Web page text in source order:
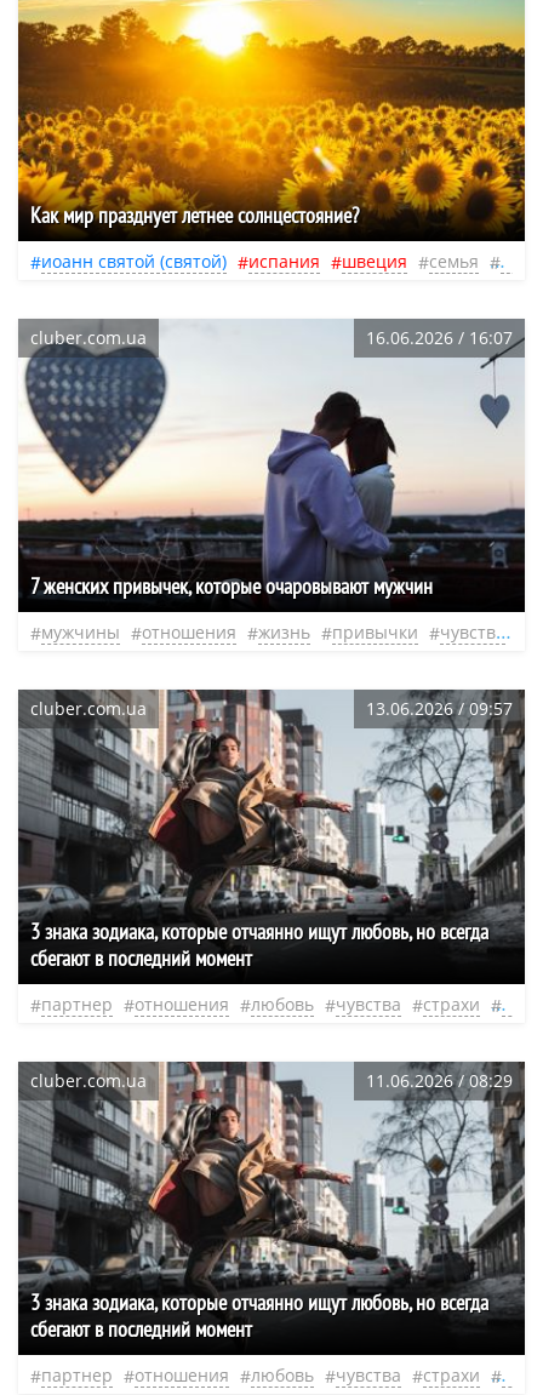
Как мир празднует летнее солнцестояние?
иоанн святой (святой) испания швеция семья
cluber.com.ua 16.06.2026 / 16:07
7 женских привычек, которые очаровывают мужчин
мужчины отношения жизнь привычки чувства
cluber.com.ua 13.06.2026 / 09:57
3 знака зодиака, которые отчаянно ищут любовь, но всегда
сбегают в последний момент
партнер отношения любовь чувства страхи душа
cluber.com.ua 11.06.2026 / 08:29
3 знака зодиака, которые отчаянно ищут любовь, но всегда
сбегают в последний момент
партнер отношения любовь чувства страхи душа